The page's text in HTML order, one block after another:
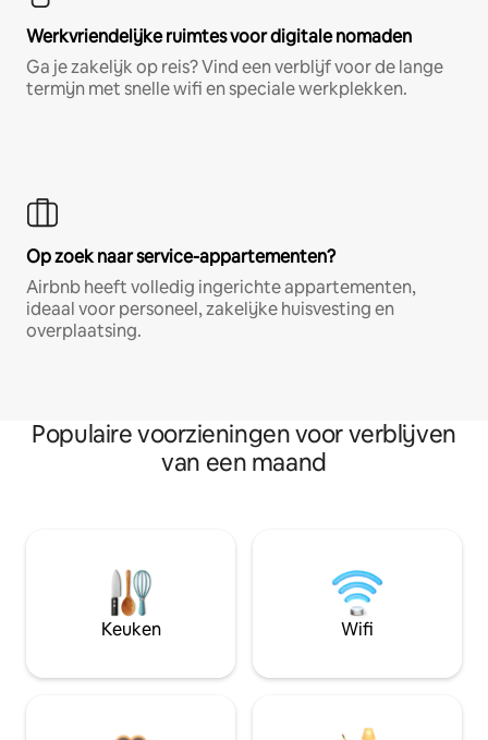
Werkvriendelijke ruimtes voor digitale nomaden
Ga je zakelijk op reis? Vind een verblijf voor de lange
termijn met snelle wifi en speciale werkplekken.
Op zoek naar service-appartementen?
Airbnb heeft volledig ingerichte appartementen,
ideaal voor personeel, zakelijke huisvesting en
overplaatsing.
Populaire voorzieningen voor verblijven
van een maand
Keuken Wifi